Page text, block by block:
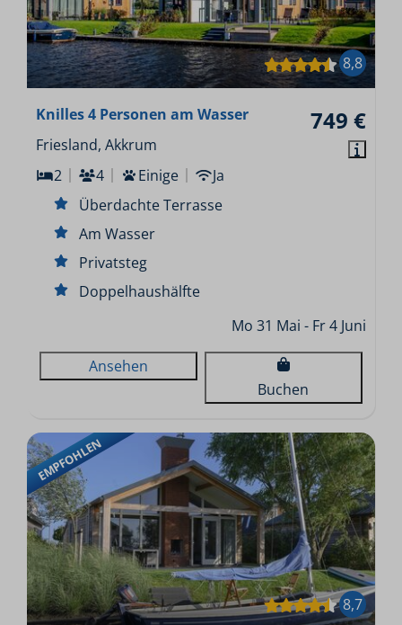
8,8
749 €
Knilles 4 Personen am Wasser
Friesland, Akkrum
2
4 Einige
Ja
Überdachte Terrasse
Am Wasser
Privatsteg
Doppelhaushälfte
Mo 31 Mai - Fr 4 Juni
Ansehen
Buchen
EMPFOHLEN
8,7